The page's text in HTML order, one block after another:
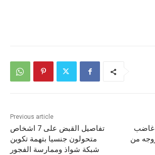
Previous article
تفاصيل القبض على 7 اشخاص
متحولون جنسيا بتهمة تكوين
شبكة شواذ وممارسة الفجور
غاضب
من